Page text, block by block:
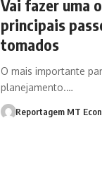
Vai fazer uma
principais
tomados
O mais importante
planejamento.…
Reportagem MT